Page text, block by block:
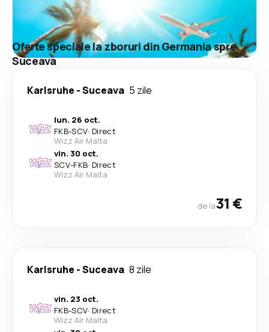
Oferte speciale la zboruri din Germania spre
Suceava
Karlsruhe -Suceava 5 zile
lun. 26 oct.
FKB-SCV· Direct
Wizz Air Malta
vin. 30 oct.
SCV-FKB· Direct
Wizz Air Malta
de la31 €
Karlsruhe -Suceava 8 zile
vin. 23 oct.
FKB-SCV· Direct
Wizz Air Malta